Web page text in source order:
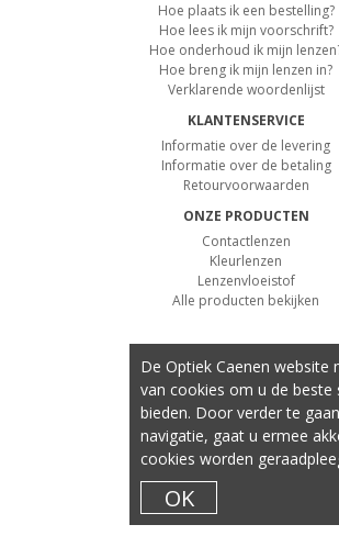
Hoe plaats ik een bestelling?
Hoe lees ik mijn voorschrift?
Hoe onderhoud ik mijn
Hoe breng ik mijn lenzen in?
Verklarende woordenlijst
KLANTENSERVICE
Informatie over de levering
Informatie over de betaling
Retourvoorwaarden
ONZE PRODUCTEN
Contactlenzen
Kleurlenzen
Lenzenvloeistof
Alle producten bekijken
De Optiek Caenen website
van cookies om u de beste
bieden. Door verder te
navigatie, gaat u ermee
cookies worden
OK